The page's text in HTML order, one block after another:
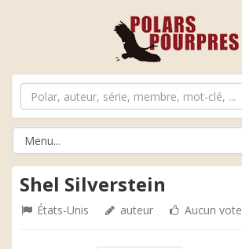
Shel Silverstein
États-Unis auteur Aucun vote